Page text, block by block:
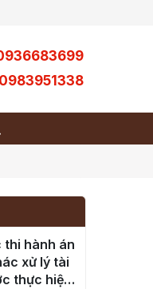
0983951338
thi hành án
xử lý tài
thực hiện